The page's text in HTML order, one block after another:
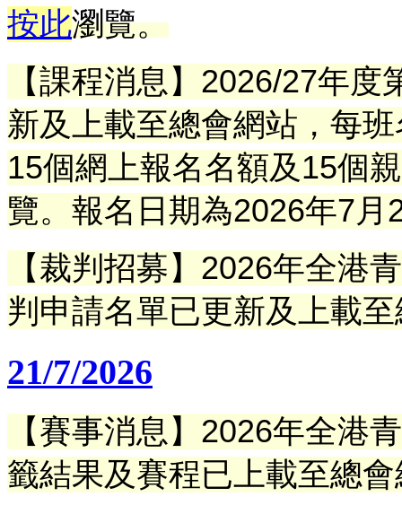
按此瀏覽。
【課程消息】2026/27年
新及上載至總會網站，每
15個網上報名名額及15個
覽。報名日期為2026年7
【裁判招募】 2026年全港
判申請名單已更新及上載
21/7/2026
【賽事消息】2026年全港
籤結果及賽程已上載至總